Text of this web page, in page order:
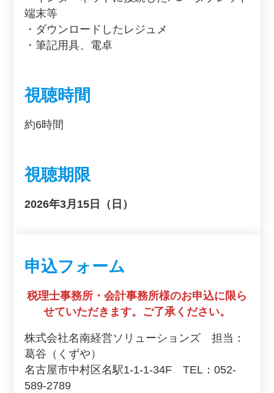
端末等
・ダウンロードしたレジュメ
・筆記用具、電卓
視聴時間
約6時間
視聴期限
2026年3月15日（日）
申込フォーム
税理士事務所・会計事務所様のお申込に限ら
せていただきます。ご了承ください。
株式会社名南経営ソリューションズ 担当：
葛谷（くずや）
名古屋市中村区名駅1-1-1-34F TEL：052-
589-2789